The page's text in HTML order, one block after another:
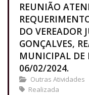
REUNIÃO
DO VEREADOR
GONÇALVES,
MUNICIPAL
06/02/2024.
Outras Atividades
Realizada